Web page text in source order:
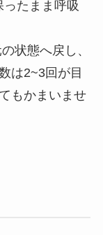
たまま呼吸
状態へ戻し、
は2~3回が目
もかまいませ